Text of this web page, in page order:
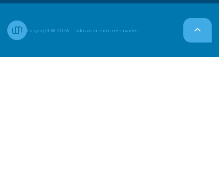
Copyright © 2026 - Todos os direitos reservados.